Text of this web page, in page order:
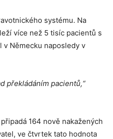
systému. Na
více než 5 tisíc pacientů s
v Německu naposledy v
překládáním pacientů,“
164 nově nakažených
ve čtvrtek tato hodnota